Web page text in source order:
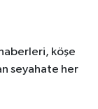
köşe
seyahate her